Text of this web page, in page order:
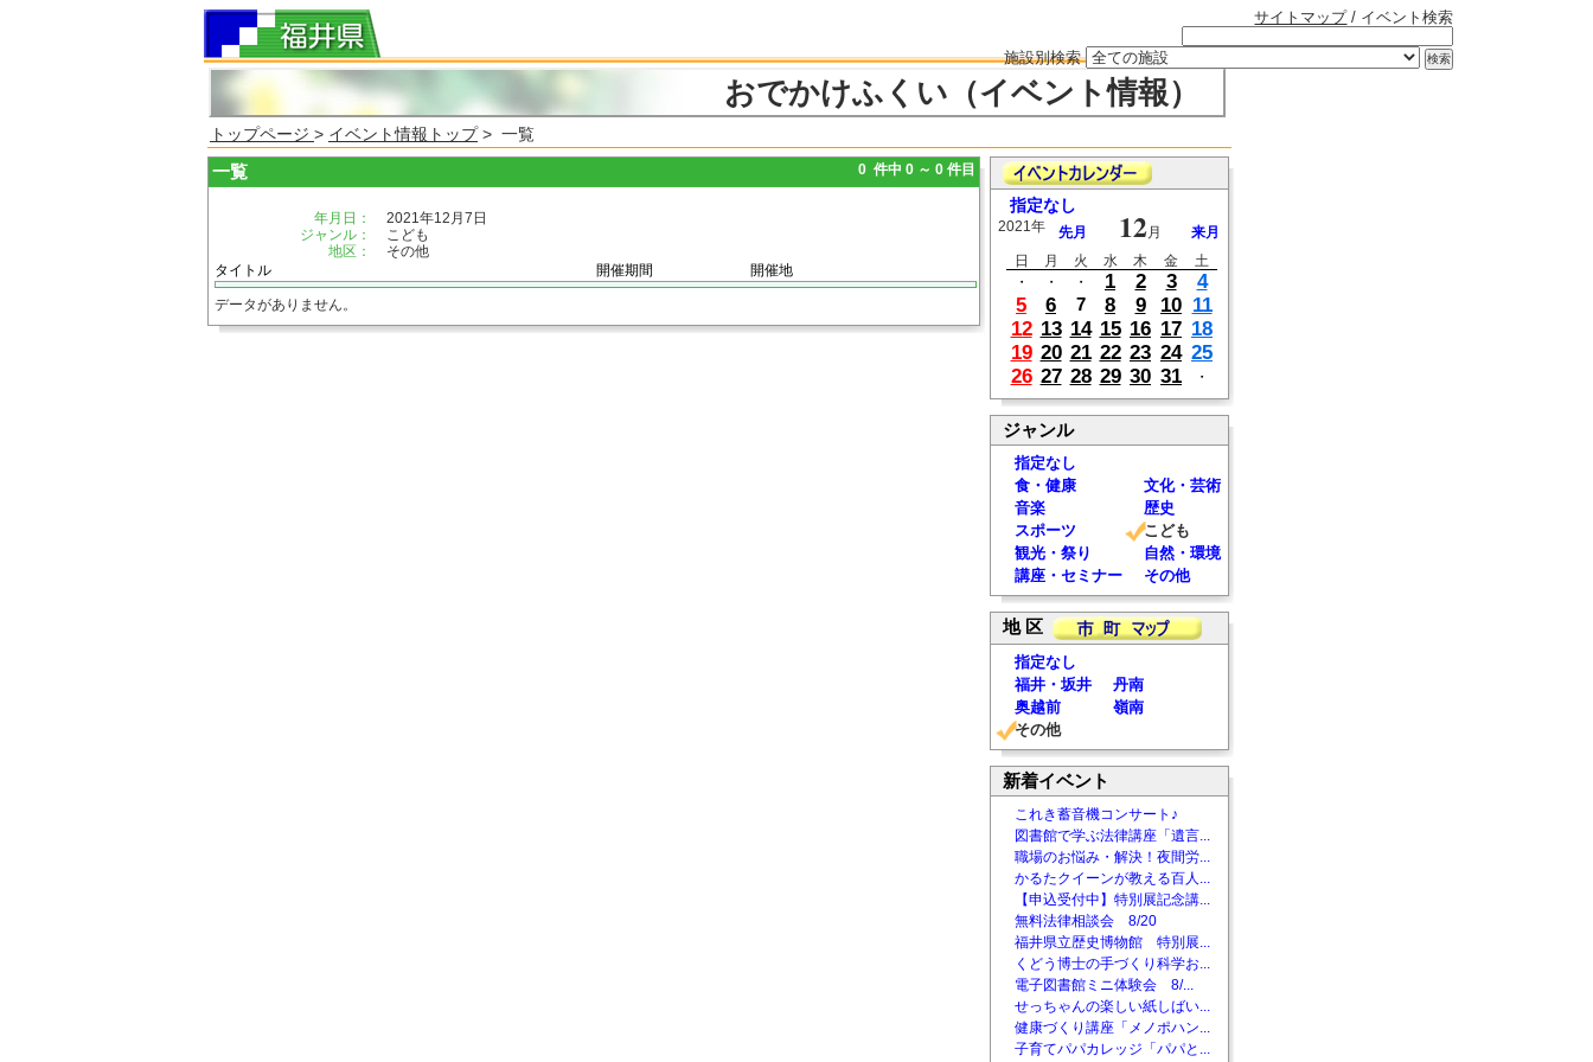
サイトマップ/ イベント検索
施設別検索
おでかけふくい（イベント情報）
トップページ > イベント情報トップ> 一覧
一覧 0 件中 0 ～ 0 件目
年月日：
2021年12月7日
ジャンル：
こども
地区：
その他
タイトル
開催期間 開催地
データがありません。
指定なし
2021年 先月 12月
来月
日
月 火 水 木 金
土
・
・ ・ 1 2 3
4
5
6 7 8 9 10 11
12 13 14 15 16 17 18
19 20 21 22 23 24 25
26 27 28 29 30 31 ・
ジャンル
指定なし
食・健康
文化・芸術
音楽
歴史
スポーツ
こども
観光・祭り
自然・環境
講座・セミナー
その他
地 区
指定なし
福井・坂井
丹南
奥越前
嶺南
その他
新着イベント
これき蓄音機コンサート♪
図書館で学ぶ法律講座「遺言...
職場のお悩み・解決！夜間労...
かるたクイーンが教える百人...
【申込受付中】特別展記念講...
無料法律相談会 8/20
福井県立歴史博物館 特別展...
くどう博士の手づくり科学お...
電子図書館ミニ体験会 8/...
せっちゃんの楽しい紙しばい...
健康づくり講座「メノポハン...
子育てパパカレッジ「パパと...